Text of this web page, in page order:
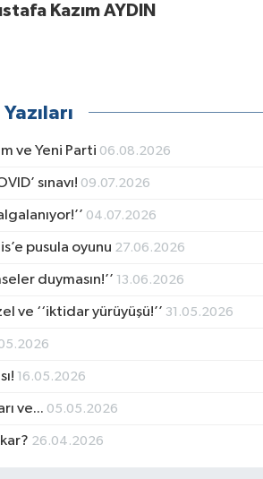
Kazım AYDIN
ve Yeni Parti 06.08.2026
sınavı! 09.07.2026
04.07.2026
pusula oyunu 27.06.2026
duymasın!’’ 13.06.2026
ve ‘‘iktidar yürüyüşü!’’ 31.05.2026
16.05.2026
ve... 05.05.2026
26.04.2026